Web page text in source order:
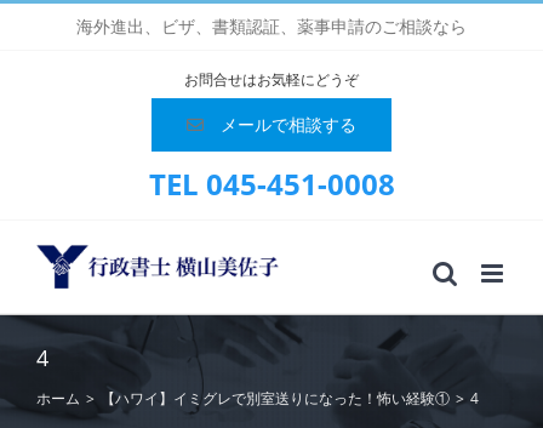
海外進出、ビザ、書類認証、薬事申請のご相談なら
お問合せはお気軽にどうぞ
メールで相談する
TEL 045-451-0008
4
ホーム > 【ハワイ】イミグレで別室送りになった！怖い経験① > 4